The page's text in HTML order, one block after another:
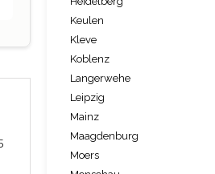
Keulen
Kleve
Koblenz
Langerwehe
Leipzig
Mainz
Maagdenburg
Moers